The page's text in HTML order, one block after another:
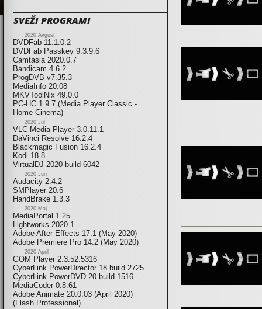
SVEŽI PROGRAMI
2020 Avgust
DVDFab 11.1.0.2
DVDFab Passkey 9.3.9.6
Camtasia 2020.0.7
Bandicam 4.6.2
ProgDVB v7.35.3
MediaInfo 20.08
MKVToolNix 49.0.0
PC-HC 1.9.7 (Media Player Classic -
Home Cinema)
2020 Jul
VLC Media Player 3.0.11.1
DaVinci Resolve 16.2.4
Blackmagic Fusion 16.2.4
Kodi 18.8
VirtualDJ 2020 build 6042
2020 Jun
Audacity 2.4.2
SMPlayer 20.6
HandBrake 1.3.3
2020 Maj
MediaPortal 1.25
Lightworks 2020.1
Adobe After Effects 17.1 (May 2020)
Adobe Premiere Pro 14.2 (May 2020)
2020 April
GOM Player 2.3.52.5316
CyberLink PowerDirector 18 build 2725
CyberLink PowerDVD 20 build 1516
MediaCoder 0.8.61
Adobe Animate 20.0.03 (April 2020)
(Flash Professional)